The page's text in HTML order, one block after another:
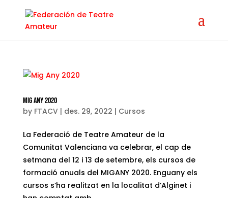
Mig Any 2020
by FTACV| des. 29, 2022 | Cursos
La Federació de Teatre Amateur de la
Comunitat Valenciana va celebrar, el cap de
setmana del 12 i 13 de setembre, els cursos de
formació anuals del MIGANY 2020. Enguany els
cursos s’ha realitzat en la localitat d’Alginet i